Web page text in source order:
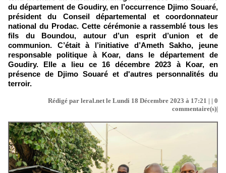
du département de Goudiry, en l’occurrence Djimo Souaré,
président du Conseil départemental et coordonnateur
national du Prodac. Cette cérémonie a rassemblé tous les
fils du Boundou, autour d’un esprit d’union et de
communion. C’était à l’initiative d’Ameth Sakho, jeune
responsable politique à Koar, dans le département de
Goudiry. Elle a lieu ce 16 décembre 2023 à Koar, en
présence de Djimo Souaré et d'autres personnalités du
terroir.
Rédigé par leral.net le Lundi 18 Décembre 2023 à 17:21 | | 0
commentaire(s)|